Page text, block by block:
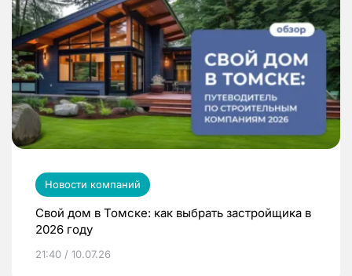
Новости компаний
Свой дом в Томске: как выбрать застройщика в
2026 году
21:40 / 10.07.26